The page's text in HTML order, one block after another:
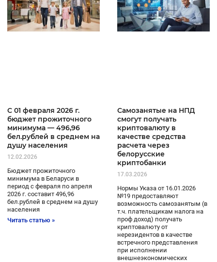
C 01 февраля 2026 г.
бюджет прожиточного
минимума — 496,96
бел.рублей в среднем на
душу населения
12.02.2026
Бюджет прожиточного
минимума в Беларуси в
период с февраля по апреля
2026 г. составит 496,96
бел.рублей в среднем на душу
населения
Читать статью »
Самозанятые на НПД
смогут получать
криптовалюту в
качестве средства
расчета через
белорусские
криптобанки
17.03.2026
Нормы Указа от 16.01.2026
№19 предоставляют
возможность самозанятым (в
т.ч. плательщикам налога на
проф доход) получать
криптовалюту от
нерезидентов в качестве
встречного представления
при исполнении
внешнеэкономических